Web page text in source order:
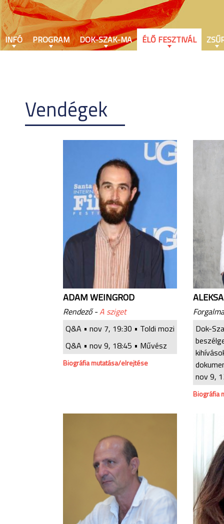
Vendégek
ADAM WEINGROD
Rendező -A sziget
Q&A • nov 7, 19:30 • Toldi mozi
Q&A • nov 9, 18:45 • Művész
Biográfia mutatása/elrejtése
Dok-
nov 9,
Biográfia
INFÓ PROGRAM DOK-SZAK-MA ÉLŐ FESZTIVÁL